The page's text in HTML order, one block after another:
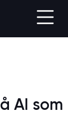
AI som